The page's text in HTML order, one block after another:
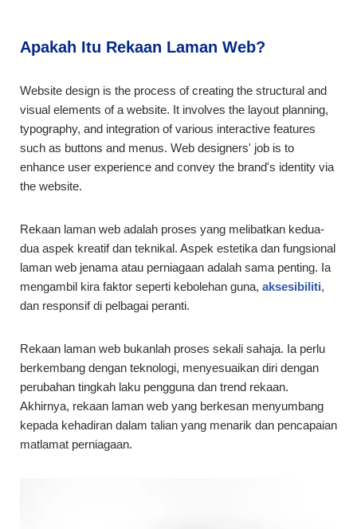
Apakah Itu Rekaan Laman Web?
Website design is the process of creating the structural and
visual elements of a website. It involves the layout planning,
typography, and integration of various interactive features
such as buttons and menus. Web designers' job is to
enhance user experience and convey the brand's identity via
the website.
Rekaan laman web adalah proses yang melibatkan kedua-
dua aspek kreatif dan teknikal. Aspek estetika dan fungsional
laman web jenama atau perniagaan adalah sama penting. Ia
mengambil kira faktor seperti kebolehan guna, aksesibiliti,
dan responsif di pelbagai peranti.
Rekaan laman web bukanlah proses sekali sahaja. Ia perlu
berkembang dengan teknologi, menyesuaikan diri dengan
perubahan tingkah laku pengguna dan trend rekaan.
Akhirnya, rekaan laman web yang berkesan menyumbang
kepada kehadiran dalam talian yang menarik dan pencapaian
matlamat perniagaan.